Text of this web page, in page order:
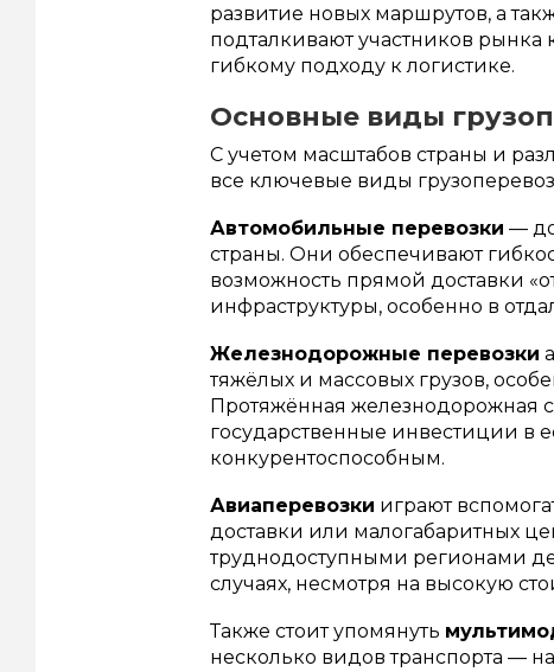
развитие новых маршрутов, а
подталкивают участников
гибкому подходу к логистике.
Основные виды
С учетом масштабов страны и
все ключевые виды
Автомобильные перевозки —
страны. Они обеспечивают
возможность прямой доставки
инфраструктуры, особенно в
Железнодорожные перевозки
тяжёлых и массовых грузов,
Протяжённая железнодорожная
государственные инвестиции в
конкурентоспособным.
Авиаперевозки играют
доставки или малогабаритных
труднодоступными регионами
случаях, несмотря на высокую
Также стоит упомянуть
несколько видов транспорта —